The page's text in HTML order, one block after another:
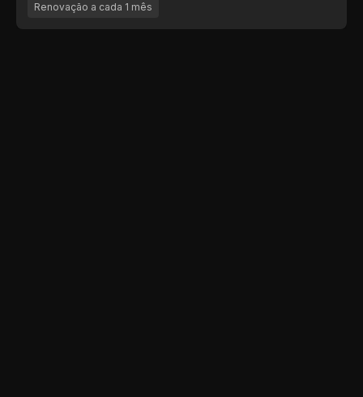
Renovação a cada 1 mês